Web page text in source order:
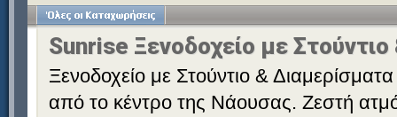
Sunrise Ξενοδοχείο με
Ξενοδοχείο με Στούντιο &
από το κέντρο της Νάουσας. Ζεστή